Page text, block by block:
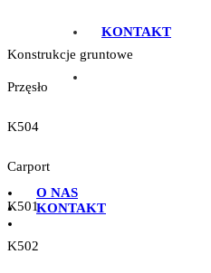
KONTAKT
O NAS
KONTAKT
Konstrukcje gruntowe
Przęsło
K504
Carport
K501
K502